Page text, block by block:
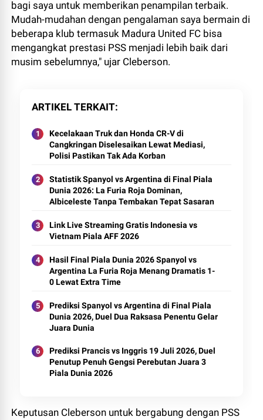
bagi saya untuk memberikan penampilan terbaik.
Mudah-mudahan dengan pengalaman saya bermain di
beberapa klub termasuk Madura United FC bisa
mengangkat prestasi PSS menjadi lebih baik dari
musim sebelumnya," ujar Cleberson.
ARTIKEL TERKAIT
Kecelakaan Truk dan Honda CR-V di
Cangkringan Diselesaikan Lewat Mediasi,
Polisi Pastikan Tak Ada Korban
Statistik Spanyol vs Argentina di Final Piala
Dunia 2026: La Furia Roja Dominan,
Albiceleste Tanpa Tembakan Tepat Sasaran
Link Live Streaming Gratis Indonesia vs
Vietnam Piala AFF 2026
Hasil Final Piala Dunia 2026 Spanyol vs
Argentina La Furia Roja Menang Dramatis 1-
0 Lewat Extra Time
Prediksi Spanyol vs Argentina di Final Piala
Dunia 2026, Duel Dua Raksasa Penentu Gelar
Juara Dunia
Prediksi Prancis vs Inggris 19 Juli 2026, Duel
Penutup Penuh Gengsi Perebutan Juara 3
Piala Dunia 2026
Keputusan Cleberson untuk bergabung dengan PSS